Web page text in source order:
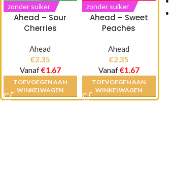
zonder suiker
Ahead – Sour
Cherries
Ahead
€2.35
Vanaf€1.67
TOEVOEGEN AAN
WINKELWAGEN
zonder suiker
Ahead – Sweet
Peaches
Ahead
€2.35
Vanaf€1.67
TOEVOEGEN AAN
WINKELWAGEN